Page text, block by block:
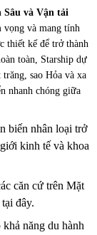
và Vận tải
vọng và mang tính
thiết kế để trở thành
toàn, Starship dự
sao Hỏa và xa
nhanh chóng giữa
biến nhân loại trở
kinh tế và khoa
căn cứ trên Mặt
đây.
khả năng du hành